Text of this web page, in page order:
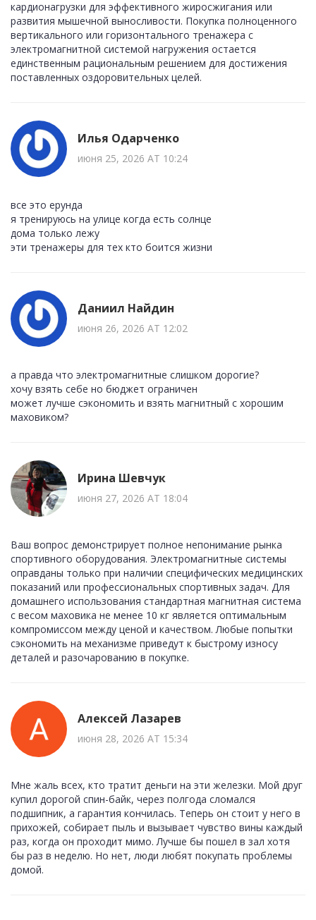
кардионагрузки для эффективного жиросжигания или
развития мышечной выносливости. Покупка полноценного
вертикального или горизонтального тренажера с
электромагнитной системой нагружения остается
единственным рациональным решением для достижения
поставленных оздоровительных целей.
Илья Одарченко
июня 25, 2026 AT 10:24
все это ерунда
я тренируюсь на улице когда есть солнце
дома только лежу
эти тренажеры для тех кто боится жизни
Даниил Найдин
июня 26, 2026 AT 12:02
а правда что электромагнитные слишком дорогие?
хочу взять себе но бюджет ограничен
может лучше сэкономить и взять магнитный с хорошим
маховиком?
Ирина Шевчук
июня 27, 2026 AT 18:04
Ваш вопрос демонстрирует полное непонимание рынка
спортивного оборудования. Электромагнитные системы
оправданы только при наличии специфических медицинских
показаний или профессиональных спортивных задач. Для
домашнего использования стандартная магнитная система
с весом маховика не менее 10 кг является оптимальным
компромиссом между ценой и качеством. Любые попытки
сэкономить на механизме приведут к быстрому износу
деталей и разочарованию в покупке.
Алексей Лазарев
июня 28, 2026 AT 15:34
Мне жаль всех, кто тратит деньги на эти железки. Мой друг
купил дорогой спин-байк, через полгода сломался
подшипник, а гарантия кончилась. Теперь он стоит у него в
прихожей, собирает пыль и вызывает чувство вины каждый
раз, когда он проходит мимо. Лучше бы пошел в зал хотя
бы раз в неделю. Но нет, люди любят покупать проблемы
домой.